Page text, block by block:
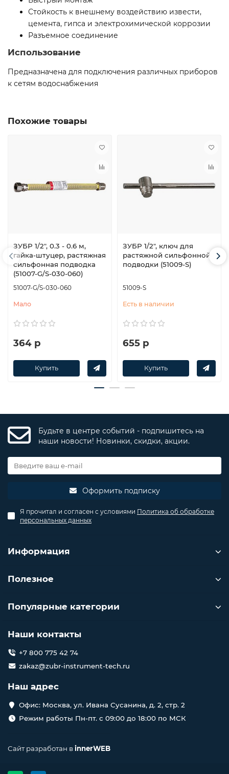
Стойкость к внешнему воздействию извести,
цемента, гипса и электрохимической коррозии
Разъемное соединение
Использование
Предназначена для подключения различных приборов
к сетям водоснабжения
Похожие товары
ЗУБР 1/2″, 0.3 - 0.6 м,
гайка-штуцер, растяжная
сильфонная подводка
(51007-G/S-030-060)
51007-G/S-030-060
Мало
364 р
Купить
ЗУБР 1/2″, ключ для
растяжной сильфонной
подводки (51009-S)
51009-S
Есть в наличии
655 р
Купить
Будьте в центре событий - подпишитесь на
наши новости! Новинки, скидки, акции.
Оформить подписку
Я прочитал и согласен с условиями Политика об обработке
персональных данных
Информация
Полезное
Популярные категории
Наши контакты
+7 800 775 42 74
zakaz@zubr-instrument-tech.ru
Наш адрес
Офис: Москва, ул. Ивана Сусанина, д. 2, стр. 2
Режим работы Пн-пт. с 09:00 до 18:00 по МСК
Сайт разработан вinnerWEB